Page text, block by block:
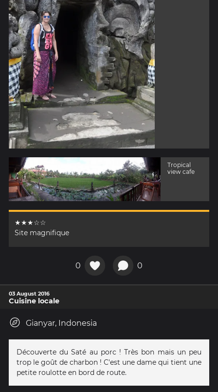
Tropical
view cafe
★★★☆☆
Site magnifique
0 0
03 August 2016
Cuisine locale
Gianyar, Indonesia
Découverte du Saté au porc ! Très bon mais un peu
trop le goût de charbon ! C'est une dame qui tient une
petite roulotte en bord de route.